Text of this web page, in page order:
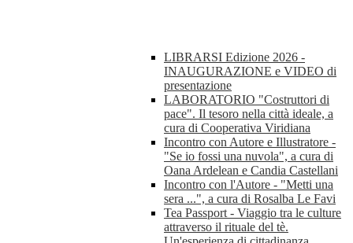
LIBRARSI Edizione 2026 -
INAUGURAZIONE e VIDEO di
presentazione
LABORATORIO "Costruttori di
pace". Il tesoro nella città ideale, a
cura di Cooperativa Viridiana
Incontro con Autore e Illustratore -
"Se io fossi una nuvola", a cura di
Oana Ardelean e Candia Castellani
Incontro con l'Autore - "Metti una
sera ...", a cura di Rosalba Le Favi
Tea Passport - Viaggio tra le culture
attraverso il rituale del tè.